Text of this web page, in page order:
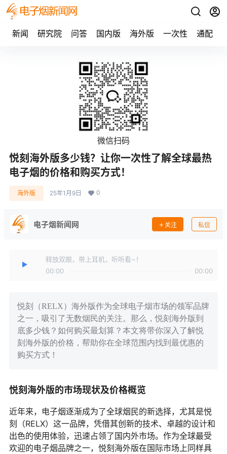
新闻 研究院 问答 国内版 海外版 一次性 通配
微信扫码
悦刻海外版多少钱？让你一次性了解全球最热
电子烟的价格和购买方式！
海外版 25年1月9日 0
电子烟新闻网 关注 私信
释放双眼，带上耳机，听听看~！
00:00
00:00
悦刻（RELX）海外版作为全球电子烟市场的领军品牌
之一，吸引了无数烟民的关注。那么，悦刻海外版到
底多少钱？如何购买最划算？本文将带你深入了解悦
刻海外版的价格，帮助你在全球范围内找到最优惠的
购买方式！
悦刻海外版的市场现状及价格概览
近年来，电子烟逐渐成为了全球烟民的新选择，尤其是悦
刻（RELX）这一品牌，凭借其创新的技术、卓越的设计和
出色的使用体验，迅速占领了国内外市场。作为全球最受
欢迎的电子烟品牌之一，悦刻海外版在国际市场上同样具